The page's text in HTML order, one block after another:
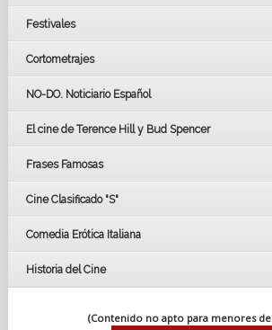
Festivales
LOS OSCARS
GOYAS
BAFTA
Cortometrajes
NO-DO. Noticiario Español
El cine de Terence Hill y Bud Spencer
Frases Famosas
Cine Clasificado "S"
Comedia Erótica Italiana
Historia del Cine
(Contenido no apto para menores de